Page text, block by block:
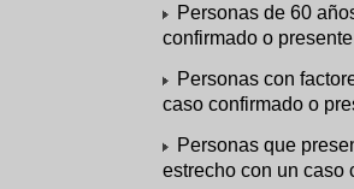
Personas de 60
confirmado o
Personas con
caso confirmado o
Personas que
estrecho con un caso